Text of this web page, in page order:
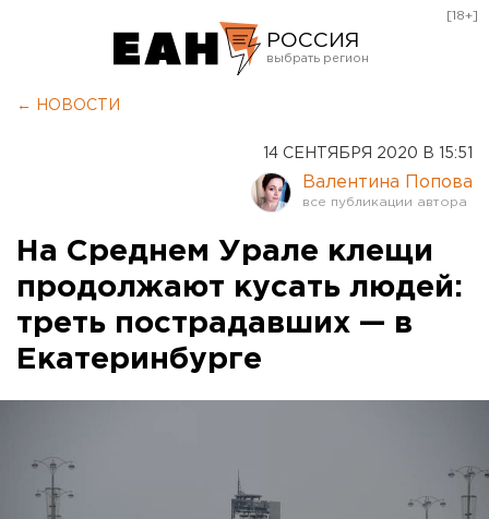
РОССИЯ
Курган
Оренбург
[18+]
← НОВОСТИ
14 СЕНТЯБРЯ 2020 В 15:51
Валентина Попова
На Среднем Урале клещи
продолжают кусать людей:
треть пострадавших — в
Екатеринбурге